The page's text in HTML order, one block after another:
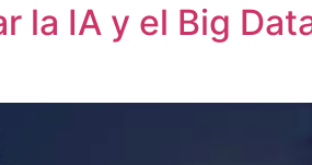
la IA y el Big